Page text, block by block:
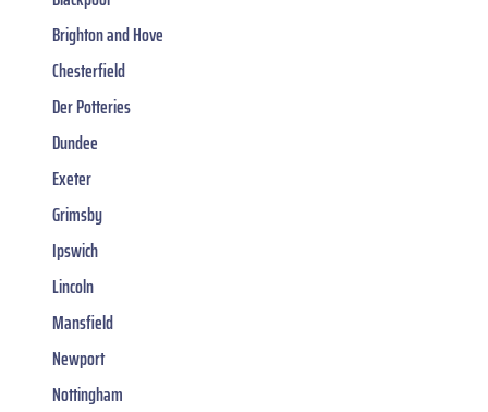
Brighton and Hove
Chesterfield
Der Potteries
Dundee
Exeter
Grimsby
Ipswich
Lincoln
Mansfield
Newport
Nottingham